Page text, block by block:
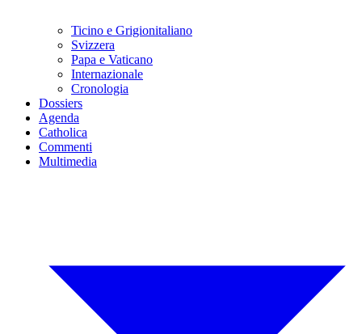
Ticino e Grigionitaliano
Svizzera
Papa e Vaticano
Internazionale
Cronologia
Dossiers
Agenda
Catholica
Commenti
Multimedia